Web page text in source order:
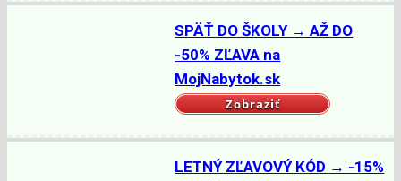
SPÄŤ DO ŠKOLY → AŽ DO
-50% ZĽAVA na
MojNabytok.sk
Zobraziť
LETNÝ ZĽAVOVÝ KÓD → -15%